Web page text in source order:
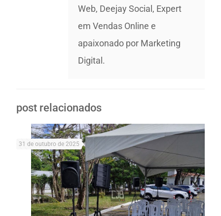
Web, Deejay Social, Expert
em Vendas Online e
apaixonado por Marketing
Digital.
post relacionados
31 de outubro de 2025